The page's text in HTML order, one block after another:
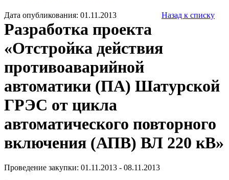
Дата опубликования: 01.11.2013 Назад к списку
Разработка проекта
«Отстройка действия
противоаварийной
автоматики (ПА) Шатурской
ГРЭС от цикла
автоматического повторного
включения (АПВ) ВЛ 220 кВ»
Проведение закупки: 01.11.2013 - 08.11.2013